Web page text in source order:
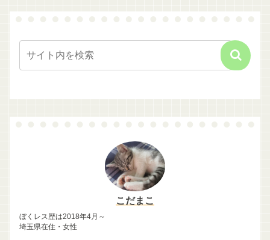
こだまこ
ぼくレス歴は2018年4月～
埼玉県在住・女性